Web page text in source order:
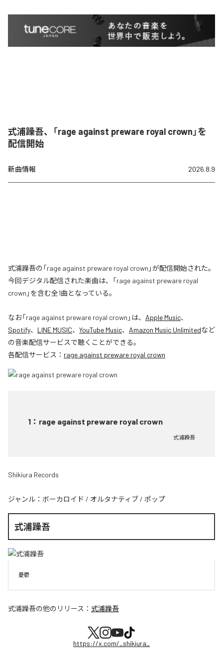
式浦躁吾、「rage against preware royal crown」を
配信開始
新曲情報 2026.8.9
式浦躁吾の「rage against preware royal crown」が配信開始された。
今回デジタル配信された楽曲は、「rage against preware royal
crown」を含む全1曲となっている。
なお「rage against preware royal crown 」は、 Apple Music、
Spotify、 LINE MUSIC、 YouTube Music、 Amazon Music Unlimitedなど
の音楽配信サービスで聴くことができる。
各配信サービス： rage against preware royal crown
1 ： rage against preware royal crown
式浦躁吾
Shikiura Records
ジャンル： ボーカロイド / オルタナティブ / ポップ
式浦躁吾
憂鬱
式浦躁吾の他のリリース： 式浦躁吾
https://x.com/_shikiura_